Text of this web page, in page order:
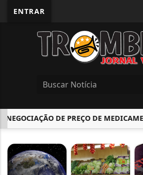
ENTRAR
DE PREÇO DE